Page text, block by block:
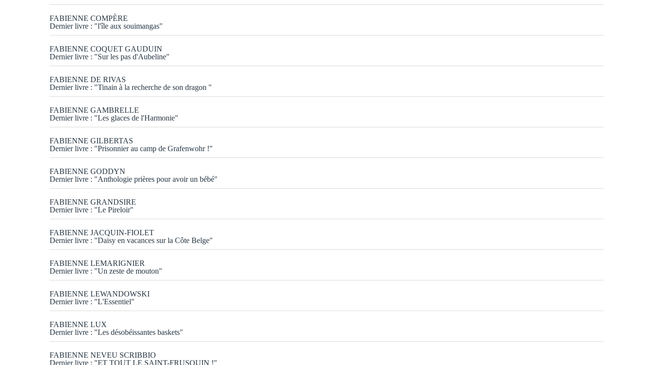
FABIENNE COMPÈRE
Dernier livre : "l'île aux souimangas"
FABIENNE COQUET GAUDUIN
Dernier livre : "Sur les pas d'Aubeline"
FABIENNE DE RIVAS
Dernier livre : "Tinain à la recherche de son dragon "
FABIENNE GAMBRELLE
Dernier livre : "Les glaces de l'Harmonie"
FABIENNE GILBERTAS
Dernier livre : "Prisonnier au camp de Grafenwohr !"
FABIENNE GODDYN
Dernier livre : "Anthologie prières pour avoir un bébé"
FABIENNE GRANDSIRE
Dernier livre : "Le Pireloir"
FABIENNE JACQUIN-FIOLET
Dernier livre : "Daisy en vacances sur la Côte Belge"
FABIENNE LEMARIGNIER
Dernier livre : "Un zeste de mouton"
FABIENNE LEWANDOWSKI
Dernier livre : "L'Essentiel"
FABIENNE LUX
Dernier livre : "Les désobéissantes baskets"
FABIENNE NEVEU SCRIBBIO
Dernier livre : "ET TOUT LE SAINT-FRUSQUIN !"